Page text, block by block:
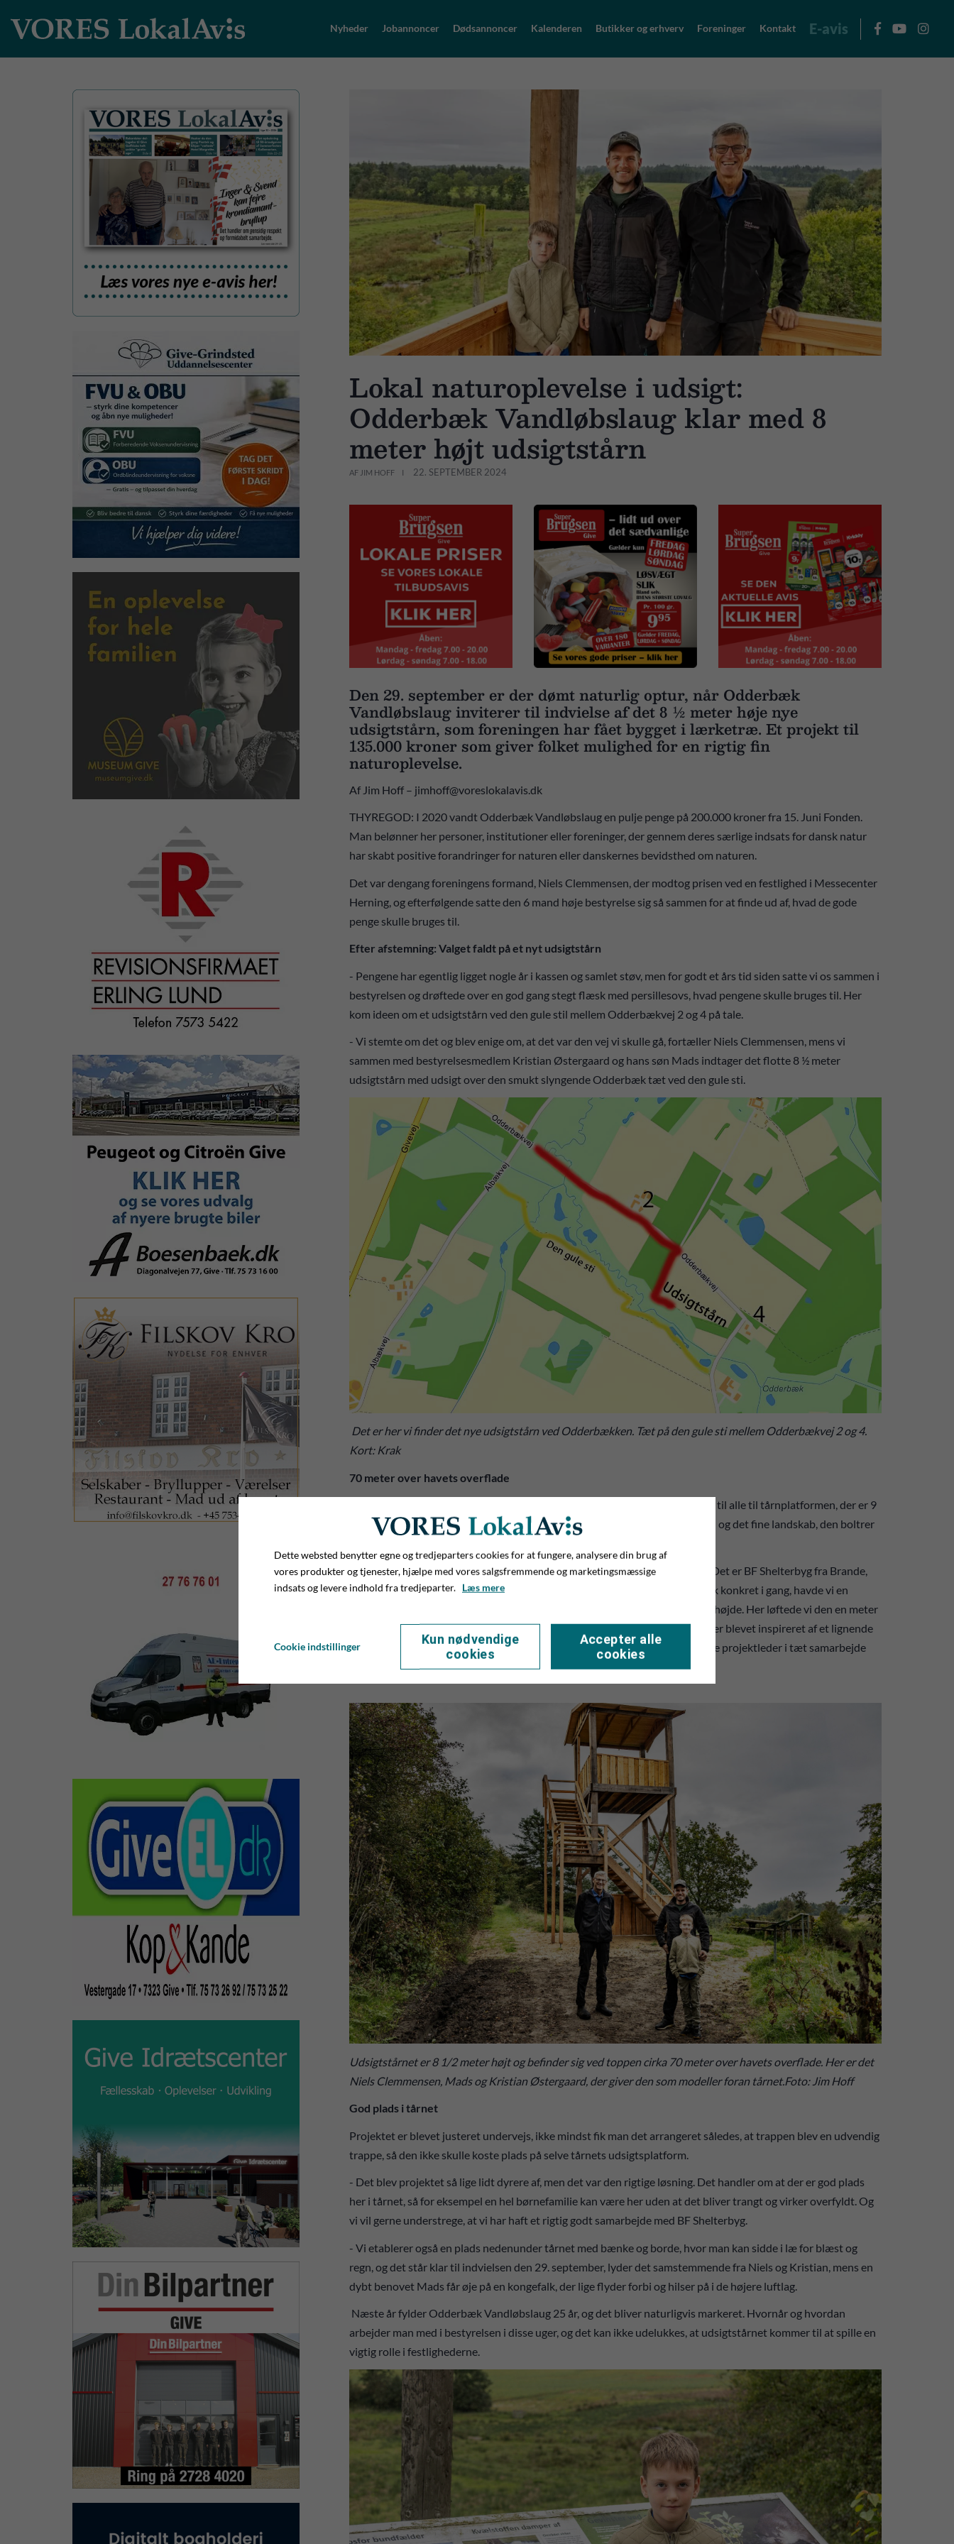
Nyheder Jobannoncer Dødsannoncer Kalenderen Butikker og erhverv Foreninger Kontakt E-avis
Lokal naturoplevelse i udsigt:
Odderbæk Vandløbslaug klar med 8
meter højt udsigtstårn
AF JIM HOFF 22. SEPTEMBER 2024
Den 29. september er der dømt naturlig optur, når Odderbæk
Vandløbslaug inviterer til indvielse af det 8 ½ meter høje nye
udsigtstårn, som foreningen har fået bygget i lærketræ. Et projekt til
135.000 kroner som giver folket mulighed for en rigtig fin
naturoplevelse.
Af Jim Hoff – jimhoff@voreslokalavis.dk
THYREGOD: I 2020 vandt Odderbæk Vandløbslaug en pulje penge på 200.000 kroner fra 15. Juni Fonden.
Man belønner her personer, institutioner eller foreninger, der gennem deres særlige indsats for dansk natur
har skabt positive forandringer for naturen eller danskernes bevidsthed om naturen.
Det var dengang foreningens formand, Niels Clemmensen, der modtog prisen ved en festlighed i Messecenter
Herning, og efterfølgende satte den 6 mand høje bestyrelse sig så sammen for at finde ud af, hvad de gode
penge skulle bruges til.
Efter afstemning: Valget faldt på et nyt udsigtstårn
- Pengene har egentlig ligget nogle år i kassen og samlet støv, men for godt et års tid siden satte vi os sammen i
bestyrelsen og drøftede over en god gang stegt flæsk med persillesovs, hvad pengene skulle bruges til. Her
kom ideen om et udsigtstårn ved den gule stil mellem Odderbækvej 2 og 4 på tale.
- Vi stemte om det og blev enige om, at det var den vej vi skulle gå, fortæller Niels Clemmensen, mens vi
sammen med bestyrelsesmedlem Kristian Østergaard og hans søn Mads indtager det flotte 8 ½ meter
udsigtstårn med udsigt over den smukt slyngende Odderbæk tæt ved den gule sti.
Det er her vi finder det nye udsigtstårn ved Odderbækken. Tæt på den gule sti mellem Odderbækvej 2 og 4.
Kort: Krak
70 meter over havets overflade
Tårnet er bygget i smukt lærketræ, og den udvendige trappe giver fri adgang til alle til tårnplatformen, der er 9
kvadratmeter. Herfra har man en helt vidunderlig udsigt over Odderbækken og det fine landskab, den boltrer
- Vi befinder os cirka 70 meter over havets overflade her på udsigtsposten. Det er BF Shelterbyg fra Brande,
der har bygget udsigtstårnet ud fra nogle tegninger, jeg har lavet. Inden vi gik konkret i gang, havde vi en
teleskoplift med mandskabskurv herude for at finde frem til den helt rigtige højde. Her løftede vi den en meter
ad gangen, indtil vi blev enige om højden, forklarer Kristian Østergaard, der er blevet inspireret af et lignende
udsigtstårn ved Omme Å, og som har været Odderbæk Vandløbslaugs lokale projektleder i tæt samarbejde
med BF Shelterbyg.
Udsigtstårnet er 8 1/2 meter højt og befinder sig ved toppen cirka 70 meter over havets overflade. Her er det
Niels Clemmensen, Mads og Kristian Østergaard, der giver den som modeller foran tårnet.Foto: Jim Hoff
God plads i tårnet
Projektet er blevet justeret undervejs, ikke mindst fik man det arrangeret således, at trappen blev en udvendig
trappe, så den ikke skulle koste plads på selve tårnets udsigtsplatform.
- Det blev projektet så lige lidt dyrere af, men det var den rigtige løsning. Det handler om at der er god plads
her i tårnet, så for eksempel en hel børnefamilie kan være her uden at det bliver trangt og virker overfyldt. Og
vi vil gerne understrege, at vi har haft et rigtig godt samarbejde med BF Shelterbyg.
- Vi etablerer også en plads nedenunder tårnet med bænke og borde, hvor man kan sidde i læ for blæst og
regn, og det står klar til indvielsen den 29. september, lyder det samstemmende fra Niels og Kristian, mens en
dybt benovet Mads får øje på en kongefalk, der lige flyder forbi og hilser på i de højere luftlag.
Næste år fylder Odderbæk Vandløbslaug 25 år, og det bliver naturligvis markeret. Hvornår og hvordan
arbejder man med i bestyrelsen i disse uger, og det kan ikke udelukkes, at udsigtstårnet kommer til at spille en
vigtig rolle i festlighederne.
Dette websted benytter egne og tredjeparters cookies for at fungere, analysere din brug af
vores produkter og tjenester, hjælpe med vores salgsfremmende og marketingsmæssige
indsats og levere indhold fra tredjeparter. Læs mere
Cookie indstillinger
Kun nødvendige
cookies
Accepter alle
cookies